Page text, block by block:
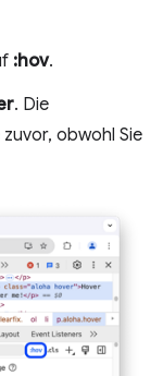
:hov.
. Die
obwohl Sie